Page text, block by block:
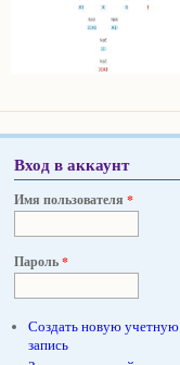
Вход в аккаунт
Имя пользователя*
Пароль*
Создать новую учетную
запись